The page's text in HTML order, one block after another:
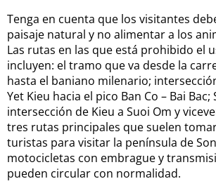
Tenga en cuenta que los visitantes
paisaje natural y no alimentar a los
Las rutas en las que está prohibido el
incluyen: el tramo que va desde la
hasta el baniano milenario;
Yet Kieu hacia el pico Ban Co – Bai
intersección de Kieu a Suoi Om y
tres rutas principales que suelen
turistas para visitar la península de
motocicletas con embrague y
pueden circular con normalidad.